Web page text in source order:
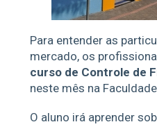
Para entender as
mercado, os
curso de Controle de
neste mês na
O aluno irá aprender